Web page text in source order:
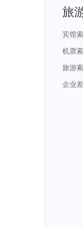
旅
宾馆
机票
旅游
企业